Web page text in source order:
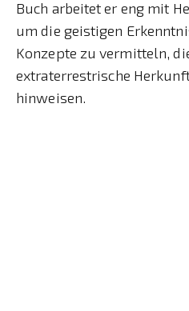
Buch arbeitet er eng mit
um die geistigen
Konzepte zu vermitteln,
extraterrestrische
hinweisen.